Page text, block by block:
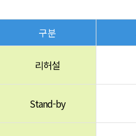
구분
리허설
Stand-by